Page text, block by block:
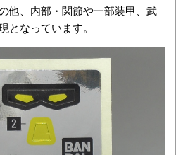
他、内部・関節や一部装甲、武
となっています。